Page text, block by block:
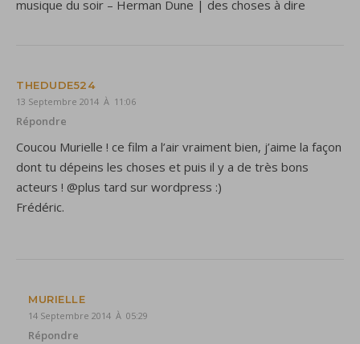
musique du soir – Herman Dune | des choses à dire
THEDUDE524
13 Septembre 2014 À 11:06
Répondre
Coucou Murielle ! ce film a l’air vraiment bien, j’aime la façon
dont tu dépeins les choses et puis il y a de très bons
acteurs ! @plus tard sur wordpress :)
Frédéric.
MURIELLE
14 Septembre 2014 À 05:29
Répondre